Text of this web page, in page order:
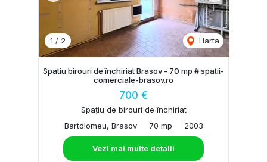
1 / 2 Harta
Spatiu birouri de închiriat Brasov - 70 mp # spatii-
comerciale-brasov.ro
700 €
Spațiu de birouri de închiriat
Bartolomeu, Brasov
70 mp 2003
Vezi mai multe detalii